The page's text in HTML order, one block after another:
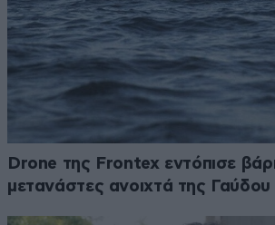
Drone της Frontex εντόπισε
μετανάστες ανοιχτά της Γαύδου